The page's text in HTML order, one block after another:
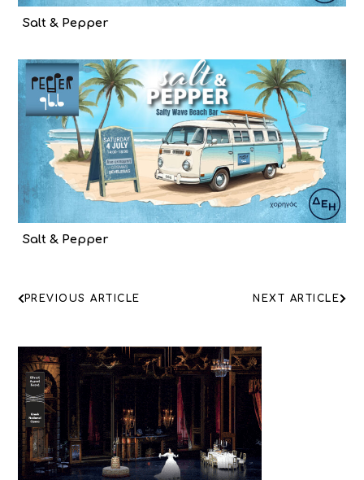
Salt & Pepper
Salt & Pepper
ΠΛΟΗΓΗΣΗ
NEXT ARTICLE
PREVIOUS ARTICLE